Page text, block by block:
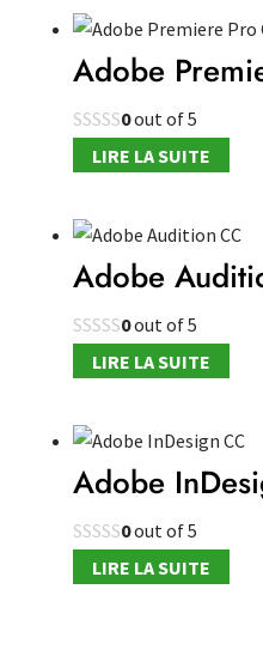
Adobe
0out of 5
LIRE LA SUITE
Adobe
0out of 5
LIRE LA SUITE
Adobe
0out of 5
LIRE LA SUITE